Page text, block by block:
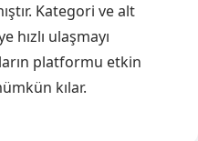
Kategori ve alt
hızlı ulaşmayı
platformu etkin
kılar.